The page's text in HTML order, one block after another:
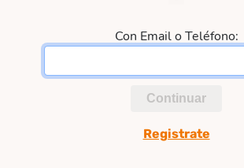
Con Email o Teléfono:
Continuar
Registrate